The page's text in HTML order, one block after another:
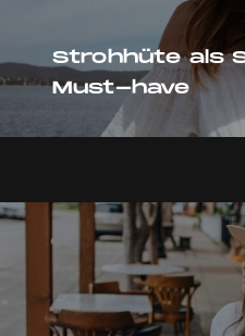
Strohhüte als
Must-have